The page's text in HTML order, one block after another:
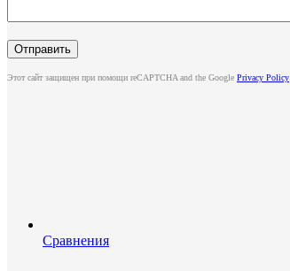
Этот сайт защищен при помощи reCAPTCHA and the Google Privacy Policy
Сравнения